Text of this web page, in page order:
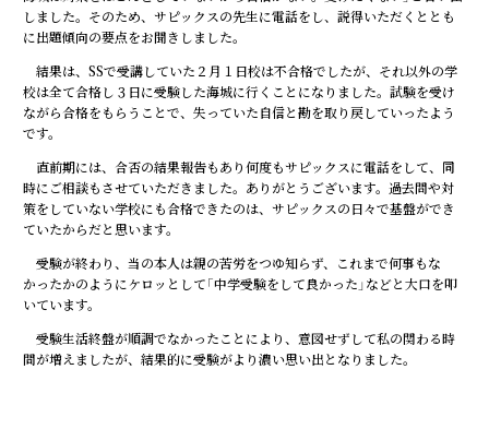
しました。そのため、サピックスの先生に電話をし、説得いただくととも
に出題傾向の要点をお聞きしました。
結果は、SSで受講していた２月１日校は不合格でしたが、それ以外の学
校は全て合格し３日に受験した海城に行くことになりました。試験を受け
ながら合格をもらうことで、失っていた自信と勘を取り戻していったよう
です。
直前期には、合否の結果報告もあり何度もサピックスに電話をして、同
時にご相談もさせていただきました。ありがとうございます。過去問や対
策をしていない学校にも合格できたのは、サピックスの日々で基盤ができ
ていたからだと思います。
受験が終わり、当の本人は親の苦労をつゆ知らず、これまで何事もな
かったかのようにケロッとして「中学受験をして良かった」などと大口を叩
いています。
受験生活終盤が順調でなかったことにより、意図せずして私の関わる時
間が増えましたが、結果的に受験がより濃い思い出となりました。